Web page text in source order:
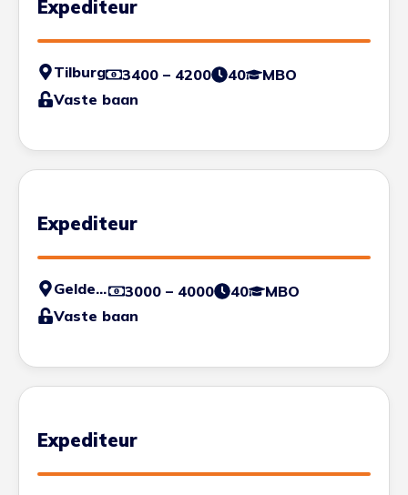
Expediteur
Tilburg 3400 – 4200 40
MBO
Vaste baan
Expediteur
Geldermalsen 3000 – 4000 40
MBO
Vaste baan
Expediteur